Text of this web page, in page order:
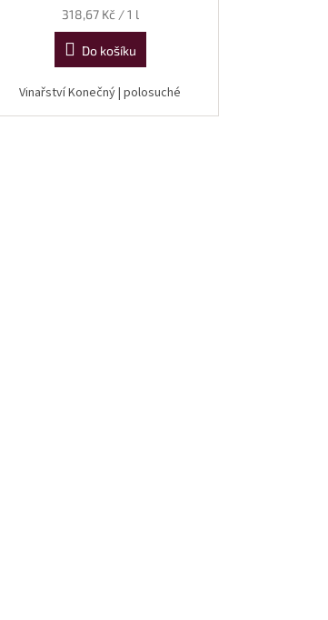
Měrná
cena:
318,67 Kč / 1 l
Do košíku
Vinařství Konečný | polosuché